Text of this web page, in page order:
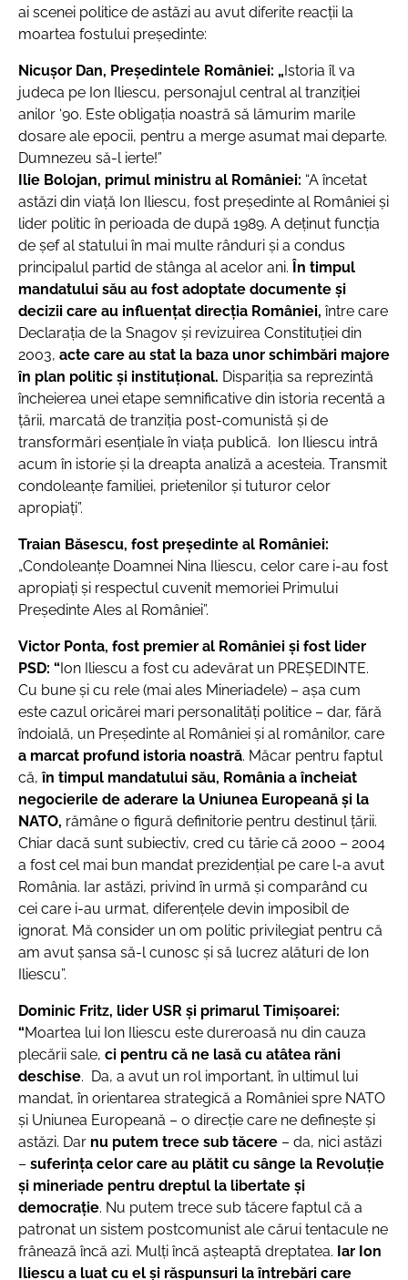
ai scenei politice de astăzi au avut diferite reacţii la
moartea fostului preşedinte:
Nicuşor Dan, Președintele României: „Istoria îl va
judeca pe Ion Iliescu, personajul central al tranziției
anilor ‘90. Este obligația noastră să lămurim marile
dosare ale epocii, pentru a merge asumat mai departe.
Dumnezeu să-l ierte!”
Ilie Bolojan, primul ministru al României: “A încetat
astăzi din viață Ion Iliescu, fost președinte al României și
lider politic în perioada de după 1989. A deținut funcția
de șef al statului în mai multe rânduri și a condus
principalul partid de stânga al acelor ani. În timpul
mandatului său au fost adoptate documente și
decizii care au influențat direcția României, între care
Declarația de la Snagov și revizuirea Constituției din
2003, acte care au stat la baza unor schimbări majore
în plan politic și instituțional. Dispariția sa reprezintă
încheierea unei etape semnificative din istoria recentă a
țării, marcată de tranziția post-comunistă și de
transformări esențiale în viața publică. Ion Iliescu intră
acum în istorie și la dreapta analiză a acesteia. Transmit
condoleanțe familiei, prietenilor și tuturor celor
apropiați”.
Traian Băsescu, fost preşedinte al României:
„Condoleanţe Doamnei Nina Iliescu, celor care i-au fost
apropiaţi şi respectul cuvenit memoriei Primului
Preşedinte Ales al României”.
Victor Ponta, fost premier al României şi fost lider
PSD: “Ion Iliescu a fost cu adevărat un PREȘEDINTE.
Cu bune și cu rele (mai ales Mineriadele) – așa cum
este cazul oricărei mari personalități politice – dar, fără
îndoială, un Președinte al României și al românilor, care
a marcat profund istoria noastră. Măcar pentru faptul
că,în timpul mandatului său, România a încheiat
negocierile de aderare la Uniunea Europeană și la
NATO, rămâne o figură definitorie pentru destinul țării.
Chiar dacă sunt subiectiv, cred cu tărie că 2000 – 2004
a fost cel mai bun mandat prezidențial pe care l-a avut
România. Iar astăzi, privind în urmă și comparând cu
cei care i-au urmat, diferențele devin imposibil de
ignorat. Mă consider un om politic privilegiat pentru că
am avut șansa să-l cunosc și să lucrez alături de Ion
Iliescu”.
Dominic Fritz, lider USR şi primarul Timişoarei:
“Moartea lui Ion Iliescu este dureroasă nu din cauza
plecării sale, ci pentru că ne lasă cu atâtea răni
deschise. Da, a avut un rol important, în ultimul lui
mandat, în orientarea strategică a României spre NATO
și Uniunea Europeană – o direcție care ne definește și
astăzi. Dar nu putem trece sub tăcere – da, nici astăzi
– suferința celor care au plătit cu sânge la Revoluție
și mineriade pentru dreptul la libertate și
democrație. Nu putem trece sub tăcere faptul că a
patronat un sistem postcomunist ale cărui tentacule ne
frânează încă azi. Mulți încă așteaptă dreptatea. Iar Ion
Iliescu a luat cu el și răspunsuri la întrebări care